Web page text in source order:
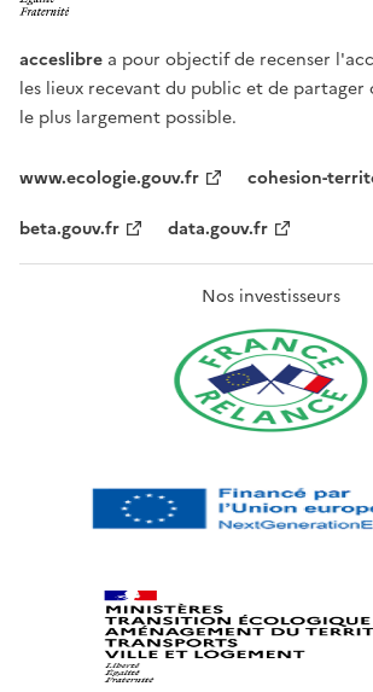
acceslibre a pour objectif de recenser
les lieux recevant du public et de
le plus largement possible.
www.ecologie.gouv.fr
cohesion-
beta.gouv.fr
data.gouv.fr
Nos investisseurs